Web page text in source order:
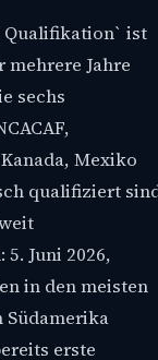
Qualifikation` ist
mehrere Jahre
sechs
Mexiko
qualifiziert
Juni 2026,
in den meisten
Südamerika
erste